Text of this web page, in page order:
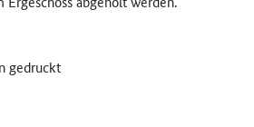
gedruckt